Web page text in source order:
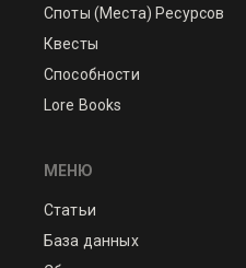
Споты (Места) Ресурсов
Квесты
Способности
Lore Books
МЕНЮ
Статьи
База данных